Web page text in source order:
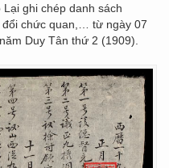
ghi chép danh sách
chức quan,… từ ngày 07
Duy Tân thứ 2 (1909).